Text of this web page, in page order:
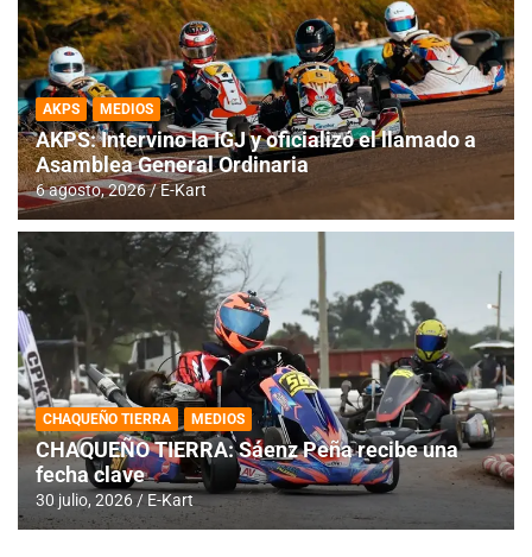
AKPS MEDIOS
AKPS: Intervino la IGJ y oficializó el llamado a
Asamblea General Ordinaria
6 agosto, 2026 E-Kart
CHAQUEÑO TIERRA MEDIOS
CHAQUEÑO TIERRA: Sáenz Peña recibe una
fecha clave
30 julio, 2026 E-Kart